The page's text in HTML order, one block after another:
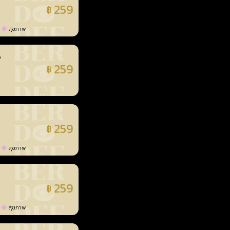
฿ 259
สุขภาพ
฿ 259
฿ 259
สุขภาพ
฿ 259
สุขภาพ